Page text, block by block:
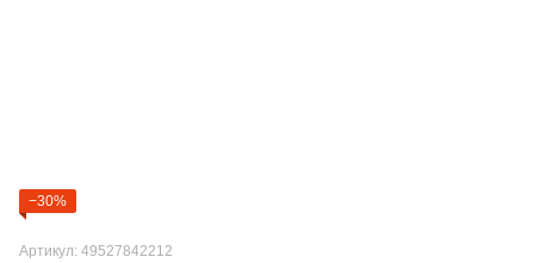
−30%
Артикул: 49527842212